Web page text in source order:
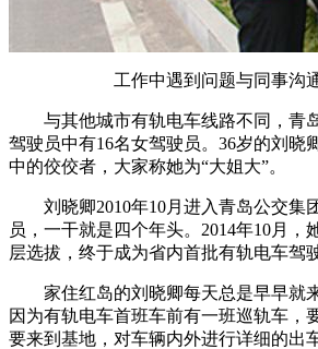
工作中遇到问题与同事沟
与其他城市有轨电车线路不同，青
驾驶员中有16名女驾驶员。36岁的刘晓
中的佼佼者，大家称她为“大姐大”。
刘晓卿2010年10月进入青岛公交集
员，一干就是四个年头。2014年10月，
层选拔，终于成为省内首批有轨电车驾
家住红岛的刘晓卿每天总是早早就来
因为有轨电车首班车前有一班巡轨车，
要来到基地，对车辆内外进行详细的出